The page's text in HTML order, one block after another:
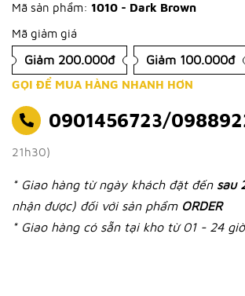
Mã sản phẩm: 1010 - Dark Brown
Mã giảm giá
Giảm 200.000đ Giảm 100.000đ
GỌI ĐỂ MUA HÀNG NHANH HƠN
0901456723/
21h30)
* Giao hàng từ ngày khách đặt đến sau
nhận được) đối với sản phẩm ORDER
* Giao hàng có sẵn tại kho từ 01 - 24